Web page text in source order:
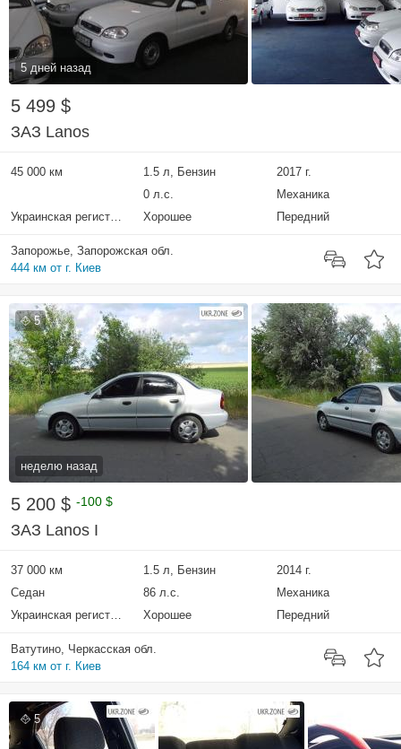
5 дней назад
5 499 $
ЗАЗ Lanos
45 000 км 1.5 л, Бензин
2017 г.
0 л.с.
Механика
Украинская регистрация
Хорошее Передний
Запорожье, Запорожская обл.
444 км от г. Киев
5
неделю назад
5 200 $ -100 $
ЗАЗ Lanos I
37 000 км 1.5 л, Бензин
2014 г.
Седан
86 л.с.
Механика
Украинская регистрация
Хорошее Передний
Ватутино, Черкасская обл.
164 км от г. Киев
5